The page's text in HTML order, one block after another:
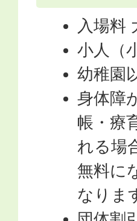
入場料
小人（
幼稚園
身体障
帳・療
れる場
無料に
なりま